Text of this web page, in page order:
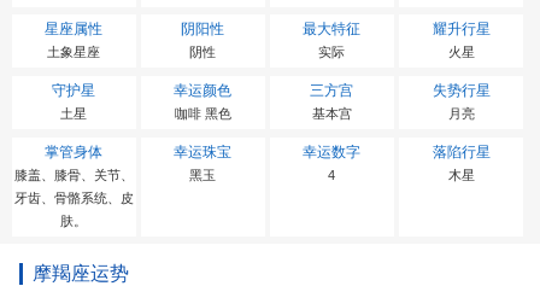
星座属性
土象星座
阴阳性
阴性
最大特征
实际
耀升行星
火星
守护星
土星
幸运颜色
咖啡 黑色
三方宫
基本宫
失势行星
月亮
掌管身体
膝盖、膝骨、关节、
牙齿、骨骼系统、皮
肤。
幸运珠宝
黑玉
幸运数字
4
落陷行星
木星
摩羯座运势